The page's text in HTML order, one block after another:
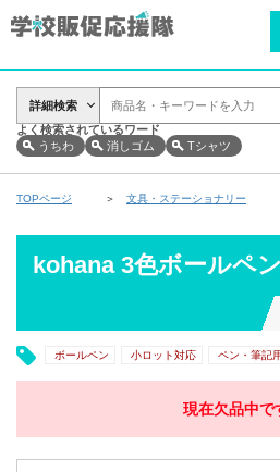
詳細検索
よく検索されているワード
うちわ
消しゴム Tシャツ
TOPページ 文具・ステーショナリー
kohana 3色ボールペン
ボールペン 小ロット対応 ペン・筆記
現在欠品中で